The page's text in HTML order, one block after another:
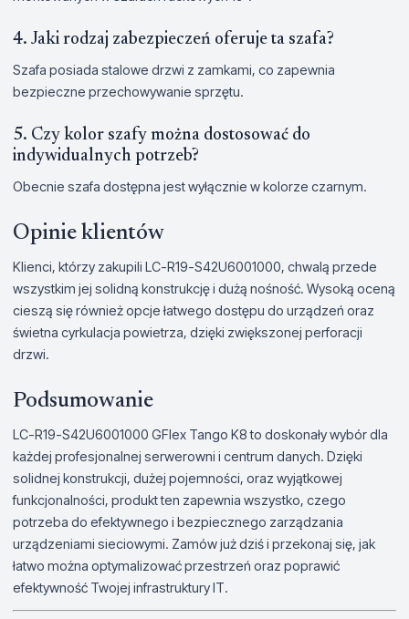
4. Jaki rodzaj zabezpieczeń oferuje ta szafa?
Szafa posiada stalowe drzwi z zamkami, co zapewnia
bezpieczne przechowywanie sprzętu.
5. Czy kolor szafy można dostosować do
indywidualnych potrzeb?
Obecnie szafa dostępna jest wyłącznie w kolorze czarnym.
Opinie klientów
Klienci, którzy zakupili LC-R19-S42U6001000, chwalą przede
wszystkim jej solidną konstrukcję i dużą nośność. Wysoką oceną
cieszą się również opcje łatwego dostępu do urządzeń oraz
świetna cyrkulacja powietrza, dzięki zwiększonej perforacji
drzwi.
Podsumowanie
LC-R19-S42U6001000 GFlex Tango K8 to doskonały wybór dla
każdej profesjonalnej serwerowni i centrum danych. Dzięki
solidnej konstrukcji, dużej pojemności, oraz wyjątkowej
funkcjonalności, produkt ten zapewnia wszystko, czego
potrzeba do efektywnego i bezpiecznego zarządzania
urządzeniami sieciowymi. Zamów już dziś i przekonaj się, jak
łatwo można optymalizować przestrzeń oraz poprawić
efektywność Twojej infrastruktury IT.